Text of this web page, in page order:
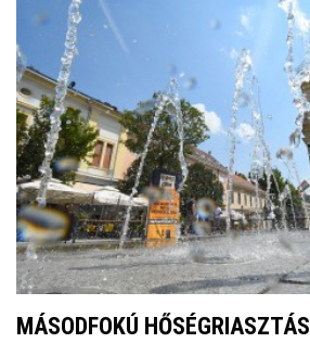
MÁSODFOKÚ HŐSÉGRIASZTÁS